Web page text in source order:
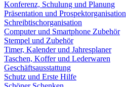
Konferenz, Schulung und Planung
Präsentation und Prospektorganisation
Schreibtischorganisation
Computer und Smartphone Zubehör
Stempel und Zubehör
Timer, Kalender und Jahresplaner
Taschen, Koffer und Lederwaren
Geschäftsausstattung
Schutz und Erste Hilfe